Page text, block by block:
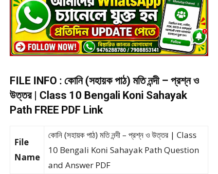
FILE INFO : কোনি (সহায়ক পাঠ) মতি নন্দী – প্রশ্ন ও
উত্তর | Class 10 Bengali Koni Sahayak
Path FREE PDF Link
File
Name
কোনি (সহায়ক পাঠ) মতি নন্দী – প্রশ্ন ও উত্তর | Class
10 Bengali Koni Sahayak Path Question
and Answer PDF